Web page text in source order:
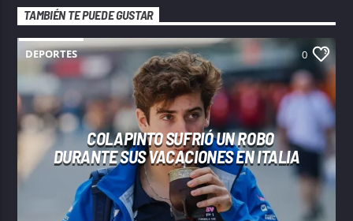
TAMBIÉN TE PUEDE GUSTAR
DEPORTES 0
COLAPINTO SUFRIÓ UN ROBO
DURANTE SUS VACACIONES EN ITALIA